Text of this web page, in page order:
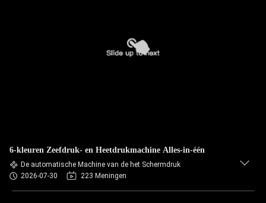
6-kleuren Zeefdruk- en Heetdrukmachine Alles-in-één
De automatische Machine van de het Schermdruk
2026-07-30
223 Meningen